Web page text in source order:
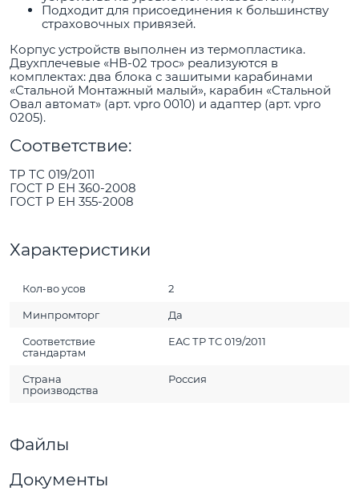
Подходит для присоединения к большинству
страховочных привязей.
Корпус устройств выполнен из термопластика.
Двухплечевые «НВ-02 трос» реализуются в
комплектах: два блока с зашитыми карабинами
«Стальной Монтажный малый», карабин «Стальной
Овал автомат» (арт. vpro 0010) и адаптер (арт. vpro
0205).
Соответствие:
ТР ТС 019/2011
​ГОСТ Р ЕН 360-2008
ГОСТ Р ЕН 355-2008
Характеристики
Кол-во усов 2
Минпромторг Да
Соответствие
стандартам
EAC ТР ТС 019/2011
Страна
производства
Россия
Файлы
Документы